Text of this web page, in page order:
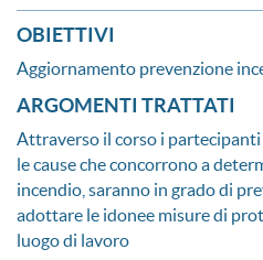
OBIETTIVI
Aggiornamento prevenzione
ARGOMENTI TRATTATI
Attraverso il corso i
le cause che concorrono a
incendio, saranno in grado di
adottare le idonee misure di
luogo di lavoro